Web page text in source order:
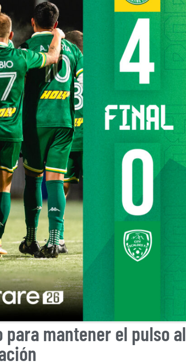
mantener el pulso al